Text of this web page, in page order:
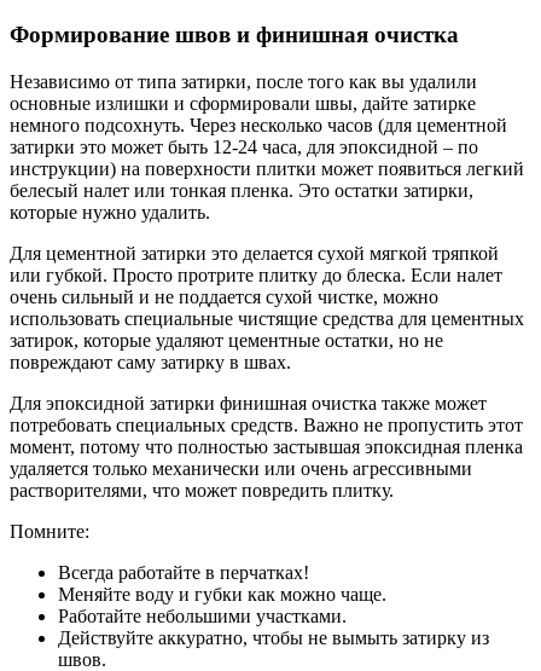
Формирование швов и финишная очистка
Независимо от типа затирки, после того как вы удалили
основные излишки и сформировали швы, дайте затирке
немного подсохнуть. Через несколько часов (для цементной
затирки это может быть 12-24 часа, для эпоксидной – по
инструкции) на поверхности плитки может появиться легкий
белесый налет или тонкая пленка. Это остатки затирки,
которые нужно удалить.
Для цементной затирки это делается сухой мягкой тряпкой
или губкой. Просто протрите плитку до блеска. Если налет
очень сильный и не поддается сухой чистке, можно
использовать специальные чистящие средства для цементных
затирок, которые удаляют цементные остатки, но не
повреждают саму затирку в швах.
Для эпоксидной затирки финишная очистка также может
потребовать специальных средств. Важно не пропустить этот
момент, потому что полностью застывшая эпоксидная пленка
удаляется только механически или очень агрессивными
растворителями, что может повредить плитку.
Помните:
Всегда работайте в перчатках!
Меняйте воду и губки как можно чаще.
Работайте небольшими участками.
Действуйте аккуратно, чтобы не вымыть затирку из
швов.